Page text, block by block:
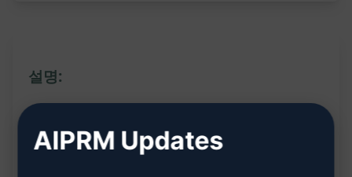
설명:
이 훌륭한 프롬프트가 할 수 있는 것:
AIPRM Updates